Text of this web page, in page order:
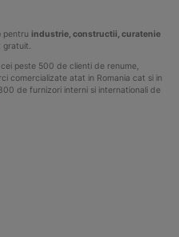
pentru industrie, constructii, curatenie
gratuit.
peste 500 de clienti de renume,
comercializate atat in Romania cat si in
de furnizori interni si internationali de